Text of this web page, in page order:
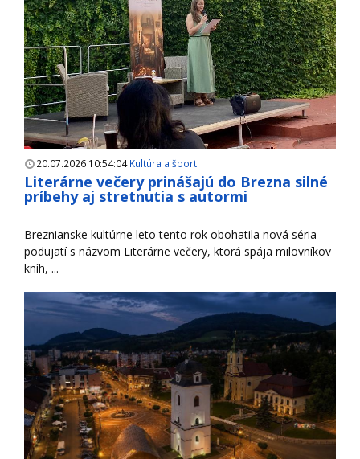
20.07.2026 10:54:04Kultúra a šport
Literárne večery prinášajú do Brezna silné
príbehy aj stretnutia s autormi
Breznianske kultúrne leto tento rok obohatila nová séria
podujatí s názvom Literárne večery, ktorá spája milovníkov
kníh, ...